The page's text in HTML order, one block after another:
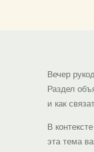
Вечер
Раздел
и как
В
эта тема